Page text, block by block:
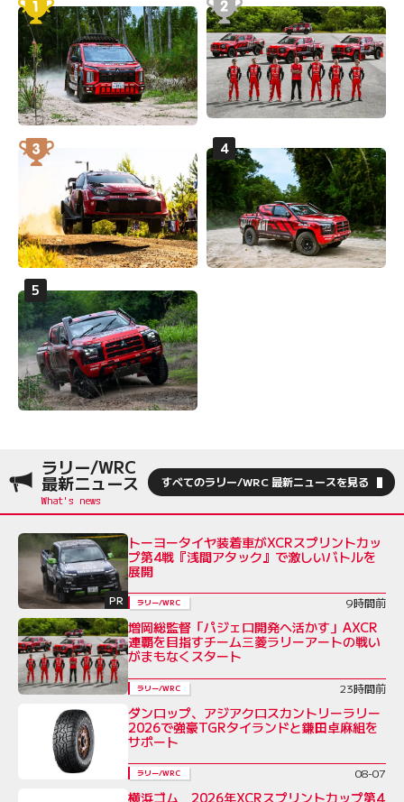
ラリー/WRC
最新ニュース すべてのラリー/WRC 最新ニュースを見る
PR
トーヨータイヤ装着車がXCRスプリントカッ
プ第4戦『浅間アタック』で激しいバトルを
展開
ラリー/WRC 9時間前
増岡総監督「パジェロ開発へ活かす」AXCR
連覇を目指すチーム三菱ラリーアートの戦い
がまもなくスタート
ラリー/WRC 23時間前
ダンロップ、アジアクロスカントリーラリー
2026で強豪TGRタイランドと鎌田卓麻組を
サポート
ラリー/WRC 08-07
横浜ゴム 2026年XCRスプリントカップ第4